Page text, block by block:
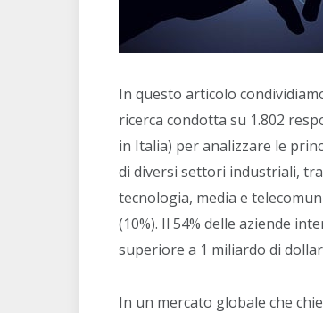
In questo articolo
ricerca condotta su 1.802
in Italia) per analizzare le
di diversi settori industriali,
tecnologia, media e
(10%). Il 54% delle aziende
superiore a 1 miliardo di
In un mercato globale che